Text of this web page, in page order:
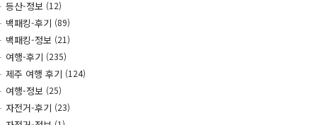
등산-정보 (12)
백패킹-후기 (89)
백패킹-정보 (21)
여행-후기 (235)
제주 여행 후기 (124)
여행-정보 (25)
자전거-후기 (23)